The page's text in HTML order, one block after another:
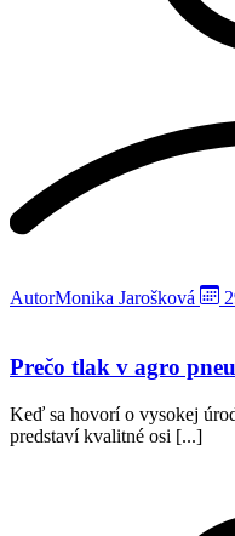
AutorMonika Jarošková
Prečo tlak v agro
Keď sa hovorí o vysokej
predstaví kvalitné osi [...]